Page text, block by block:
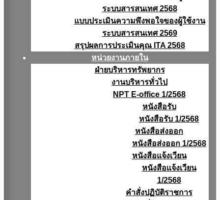
ระบบสารสนเทศ 2568
แบบประเมินความพึงพอใจของผู้ใช้งาน
ระบบสารสนเทศ 2569
สรุปผลการประเมินคุณ ITA 2568
หน่วยงานภายใน
ฝ่ายบริหารทรัพยากร
งานบริหารทั่วไป
NPT E-office 1/2568
หนังสือรับ
หนังสือรับ 1/2568
หนังสือส่งออก
หนังสือส่งออก 1/2568
หนังสือแจ้งเวียน
หนังสือเเจ้งเวียน
1/2568
คำสั่งปฏิบัติราชการ